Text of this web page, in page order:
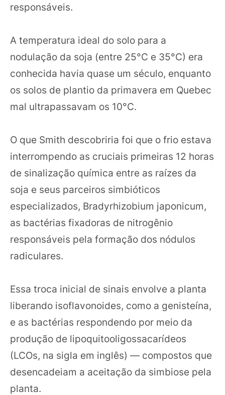
responsáveis.
A temperatura ideal do solo para a
nodulação da soja (entre 25°C e 35°C) era
conhecida havia quase um século, enquanto
os solos de plantio da primavera em Quebec
mal ultrapassavam os 10°C.
O que Smith descobriria foi que o frio estava
interrompendo as cruciais primeiras 12 horas
de sinalização química entre as raízes da
soja e seus parceiros simbióticos
especializados, Bradyrhizobium japonicum,
as bactérias fixadoras de nitrogênio
responsáveis pela formação dos nódulos
radiculares.
Essa troca inicial de sinais envolve a planta
liberando isoflavonoides, como a genisteína,
e as bactérias respondendo por meio da
produção de lipoquitooligossacarídeos
(LCOs, na sigla em inglês) — compostos que
desencadeiam a aceitação da simbiose pela
planta.